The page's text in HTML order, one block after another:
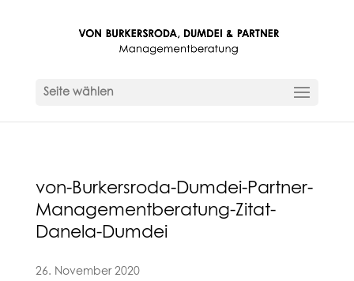
Seite wählen
von-Burkersroda-Dumdei-Partner-
Managementberatung-Zitat-
Danela-Dumdei
26. November 2020